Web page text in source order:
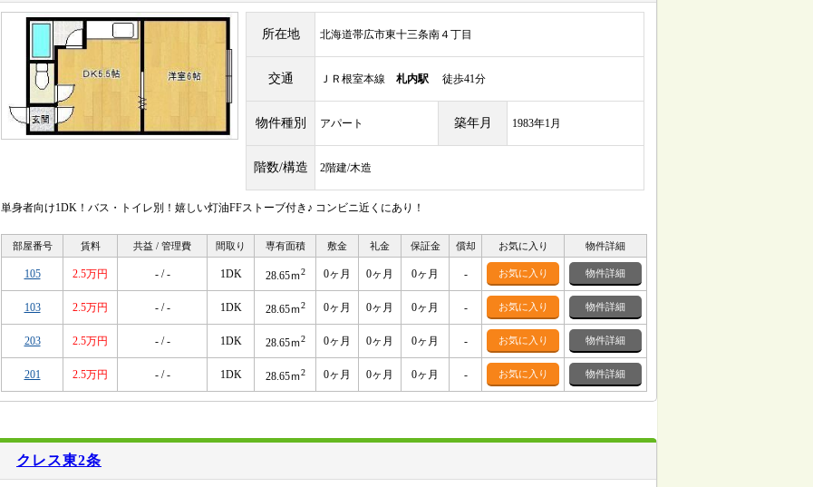
所在地 北海道帯広市東十三条南４丁目
交通 ＪＲ根室本線 札内駅 徒歩41分
物件種別 アパート 築年月 1983年1月
階数/構造 2階建/木造
単身者向け1DK！バス・トイレ別！嬉しい灯油FFストーブ付き♪ コンビニ近くにあり！
部屋番号 賃料 共益 / 管理費 間取り 専有面積 敷金 礼金 保証金 償却 お気に入り 物件詳細
105 2.5万円 - / - 1DK 28.65ｍ2 0ヶ月 0ヶ月 0ヶ月 - お気に入り 物件詳細
103 2.5万円 - / - 1DK 28.65ｍ2 0ヶ月 0ヶ月 0ヶ月 - お気に入り 物件詳細
203 2.5万円 - / - 1DK 28.65ｍ2 0ヶ月 0ヶ月 0ヶ月 - お気に入り 物件詳細
201 2.5万円 - / - 1DK 28.65ｍ2 0ヶ月 0ヶ月 0ヶ月 - お気に入り 物件詳細
クレス東2条